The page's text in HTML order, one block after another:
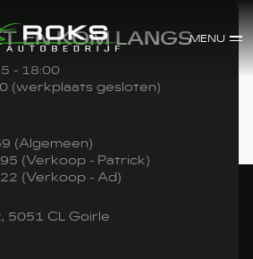
MENU
EN KOM LANGS
- 18:00
(werkplaats gesloten)
(Algemeen)
(Verkoop - Patrick)
(Verkoop - Ad)
5051 CL Goirle